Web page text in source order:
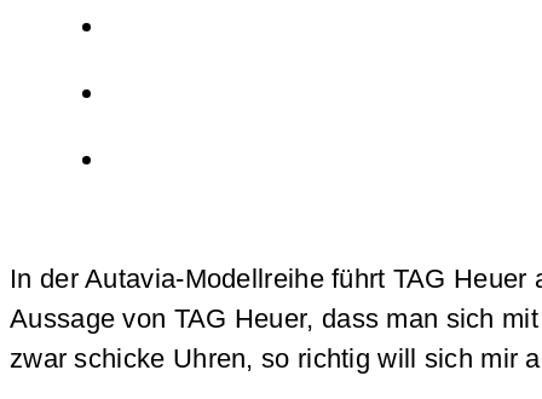
In der Autavia-Modellreihe führt TAG
Aussage von TAG Heuer, dass man sich
zwar schicke Uhren, so richtig will sich mir